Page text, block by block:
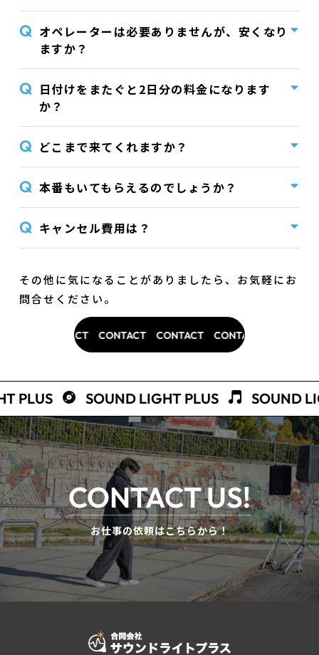
オペレーターは必要ありませんが、安くなり
ますか？
日付けをまたぐと2日分の料金になります
か？
どこまで来てくれますか？
本番もいてもらえるのでしょうか？
キャンセル費用は？
その他に気になることがありましたら、お気軽にお
問合せください。
CONTACT CONTACT CONTACT CONTACT
PLUS SOUND LIGHT PLUS SOUND
CONTACT US!
お仕事の依頼はこちらから！